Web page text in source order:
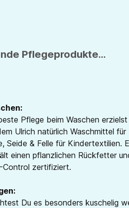
Pflegeprodukte...
Pflege beim Waschen erzielst
Ulrich natürlich Waschmittel für
Seide & Felle für Kindertextilien.
einen pflanzlichen Rückfetter
Control zertifiziert.
Du es besonders kuschelig